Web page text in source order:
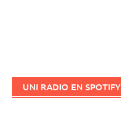
UNI RADIO EN SPOTIFY